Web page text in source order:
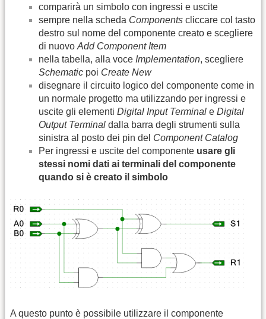
comparirà un simbolo con ingressi e uscite
sempre nella scheda Components cliccare col tasto
destro sul nome del componente creato e scegliere
di nuovo Add Component Item
nella tabella, alla voce Implementation, scegliere
Schematic poi Create New
disegnare il circuito logico del componente come in
un normale progetto ma utilizzando per ingressi e
uscite gli elementi Digital Input Terminal e Digital
Output Terminal dalla barra degli strumenti sulla
sinistra al posto dei pin del Component Catalog
Per ingressi e uscite del componente usare gli
stessi nomi dati ai terminali del componente
quando si è creato il simbolo
A questo punto è possibile utilizzare il componente